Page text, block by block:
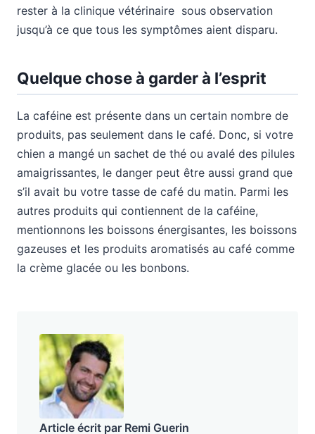
rester à la clinique vétérinaire sous observation
jusqu’à ce que tous les symptômes aient disparu.
Quelque chose à garder à l’esprit
La caféine est présente dans un certain nombre de
produits, pas seulement dans le café. Donc, si votre
chien a mangé un sachet de thé ou avalé des pilules
amaigrissantes, le danger peut être aussi grand que
s’il avait bu votre tasse de café du matin. Parmi les
autres produits qui contiennent de la caféine,
mentionnons les boissons énergisantes, les boissons
gazeuses et les produits aromatisés au café comme
la crème glacée ou les bonbons.
Article écrit par Remi Guerin